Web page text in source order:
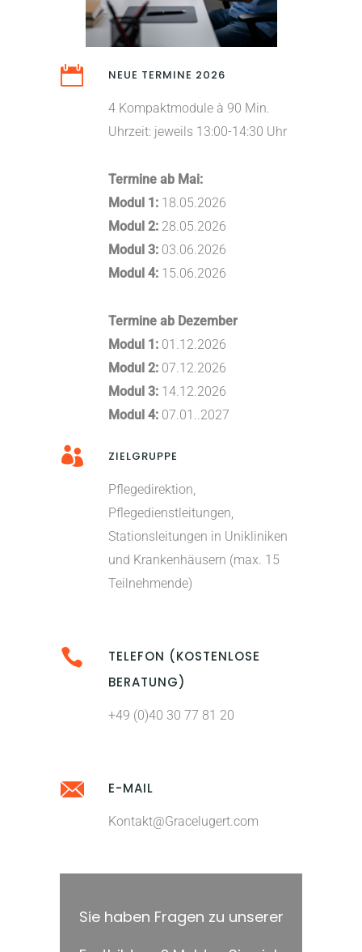
NEUE TERMINE 2026
4 Kompaktmodule à 90 Min.
Uhrzeit: jeweils 13:00-14:30 Uhr
Termine ab Mai:
Modul 1: 18.05.2026
Modul 2: 28.05.2026
Modul 3: 03.06.2026
Modul 4: 15.06.2026
Termine ab Dezember
Modul 1: 01.12.2026
Modul 2: 07.12.2026
Modul 3: 14.12.2026
Modul 4: 07.01..2027
ZIELGRUPPE
Pflegedirektion,
Pflegedienstleitungen,
Stationsleitungen in Unikliniken
und Krankenhäusern (max. 15
Teilnehmende)
TELEFON (KOSTENLOSE
BERATUNG)
+49 (0)40 30 77 81 20
E-MAIL
Kontakt@Gracelugert.com
Sie haben Fragen zu unserer